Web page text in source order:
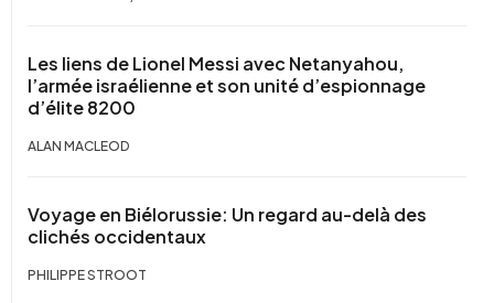
Les liens de Lionel Messi avec Netanyahou,
l’armée israélienne et son unité d’espionnage
d’élite 8200
ALAN MACLEOD
Voyage en Biélorussie: Un regard au-delà des
clichés occidentaux
PHILIPPE STROOT